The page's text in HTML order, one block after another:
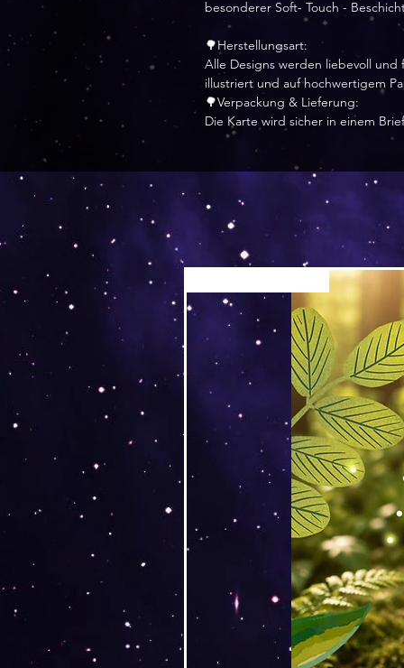
besonderer Soft- Touch -
🌳Herstellungsart:
Alle Designs werden liebevoll
illustriert und auf hochwertigem
🌳Verpackung & Lieferung:
Die Karte wird sicher in einem